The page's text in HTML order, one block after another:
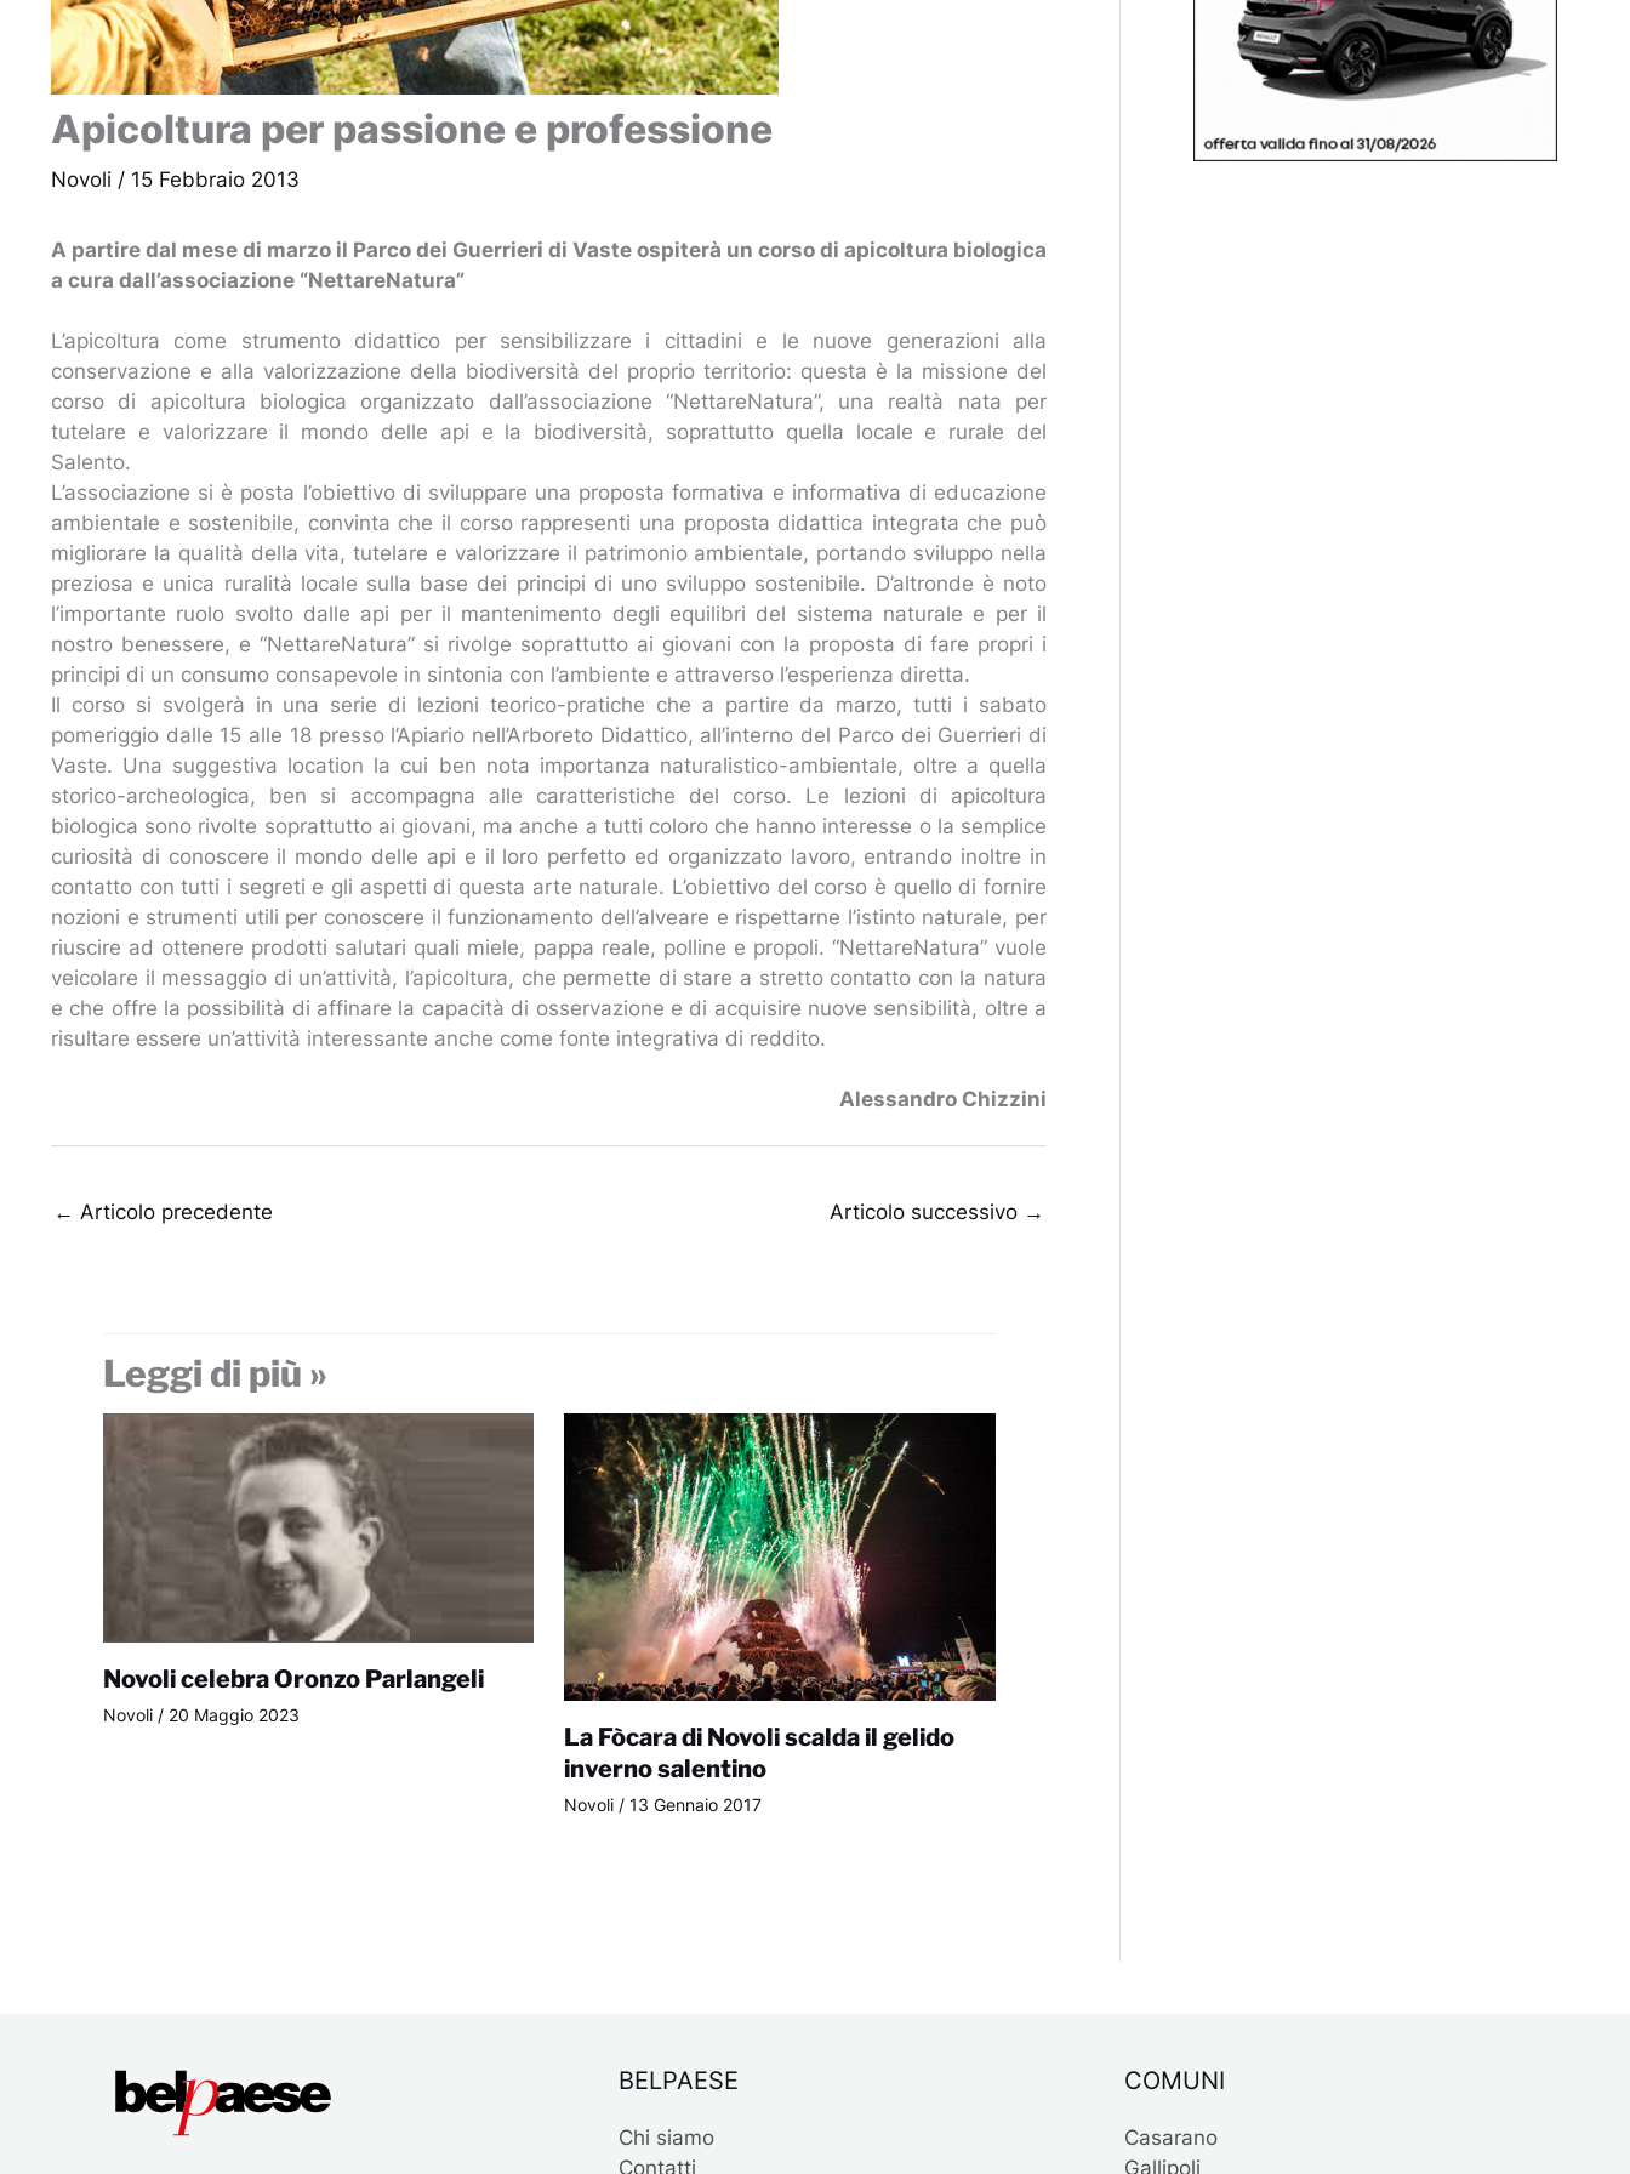
Apicoltura per passione e professione
Novoli / 15 Febbraio 2013
A partire dal mese di marzo il Parco dei Guerrieri di Vaste ospiterà un corso di apicoltura biologica
a cura dall’associazione “NettareNatura”
L’apicoltura come strumento didattico per sensibilizzare i cittadini e le nuove generazioni alla
conservazione e alla valorizzazione della biodiversità del proprio territorio: questa è la missione del
corso di apicoltura biologica organizzato dall’associazione “NettareNatura”, una realtà nata per
tutelare e valorizzare il mondo delle api e la biodiversità, soprattutto quella locale e rurale del
Salento.
L’associazione si è posta l’obiettivo di sviluppare una proposta formativa e informativa di educazione
ambientale e sostenibile, convinta che il corso rappresenti una proposta didattica integrata che può
migliorare la qualità della vita, tutelare e valorizzare il patrimonio ambientale, portando sviluppo nella
preziosa e unica ruralità locale sulla base dei principi di uno sviluppo sostenibile. D’altronde è noto
l’importante ruolo svolto dalle api per il mantenimento degli equilibri del sistema naturale e per il
nostro benessere, e “NettareNatura” si rivolge soprattutto ai giovani con la proposta di fare propri i
principi di un consumo consapevole in sintonia con l’ambiente e attraverso l’esperienza diretta.
Il corso si svolgerà in una serie di lezioni teorico-pratiche che a partire da marzo, tutti i sabato
pomeriggio dalle 15 alle 18 presso l’Apiario nell’Arboreto Didattico, all’interno del Parco dei Guerrieri di
Vaste. Una suggestiva location la cui ben nota importanza naturalistico-ambientale, oltre a quella
storico-archeologica, ben si accompagna alle caratteristiche del corso. Le lezioni di apicoltura
biologica sono rivolte soprattutto ai giovani, ma anche a tutti coloro che hanno interesse o la semplice
curiosità di conoscere il mondo delle api e il loro perfetto ed organizzato lavoro, entrando inoltre in
contatto con tutti i segreti e gli aspetti di questa arte naturale. L’obiettivo del corso è quello di fornire
nozioni e strumenti utili per conoscere il funzionamento dell’alveare e rispettarne l’istinto naturale, per
riuscire ad ottenere prodotti salutari quali miele, pappa reale, polline e propoli. “NettareNatura” vuole
veicolare il messaggio di un’attività, l’apicoltura, che permette di stare a stretto contatto con la natura
e che offre la possibilità di affinare la capacità di osservazione e di acquisire nuove sensibilità, oltre a
risultare essere un’attività interessante anche come fonte integrativa di reddito.
Alessandro Chizzini
← Articolo precedente Articolo successivo →
Leggi di più »
Novoli celebra Oronzo Parlangeli
Novoli/ 20 Maggio 2023
La Fòcara di Novoli scalda il gelido
inverno salentino
Novoli / 13 Gennaio 2017
BELPAESE
Chi siamo
Contatti
COMUNI
Casarano
Gallipoli